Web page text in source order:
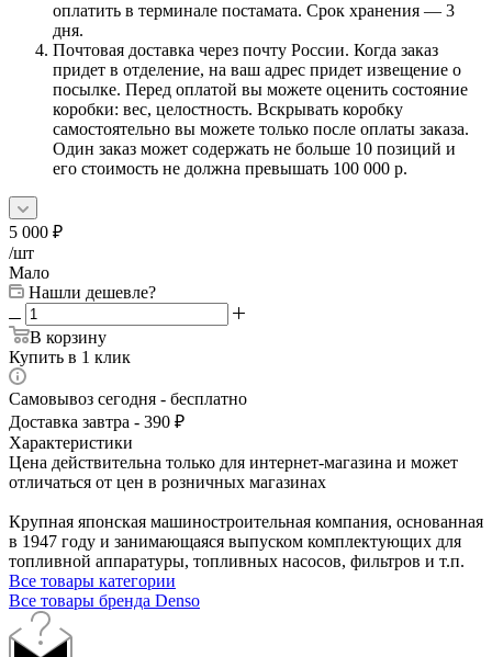
оплатить в терминале постамата. Срок хранения — 3
дня.
Почтовая доставка через почту России. Когда заказ
придет в отделение, на ваш адрес придет извещение о
посылке. Перед оплатой вы можете оценить состояние
коробки: вес, целостность. Вскрывать коробку
самостоятельно вы можете только после оплаты заказа.
Один заказ может содержать не больше 10 позиций и
его стоимость не должна превышать 100 000 р.
5 000 ₽
/шт
Мало
Нашли дешевле?
В корзину
Купить в 1 клик
Самовывоз сегодня - бесплатно
Доставка завтра - 390 ₽
Характеристики
Цена действительна только для интернет-магазина и может
отличаться от цен в розничных магазинах
Крупная японская машиностроительная компания, основанная
в 1947 году и занимающаяся выпуском комплектующих для
топливной аппаратуры, топливных насосов, фильтров и т.п.
Все товары категории
Все товары бренда Denso